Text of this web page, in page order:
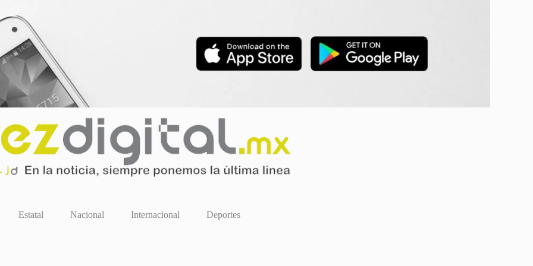
Estatal Nacional Internacional Deportes